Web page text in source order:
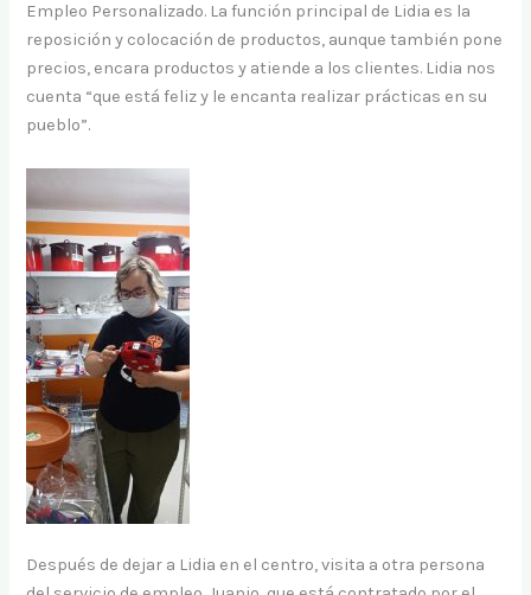
Empleo Personalizado. La función principal de Lidia es la
reposición y colocación de productos, aunque también pone
precios, encara productos y atiende a los clientes. Lidia nos
cuenta “que está feliz y le encanta realizar prácticas en su
pueblo”.
Después de dejar a Lidia en el centro, visita a otra persona